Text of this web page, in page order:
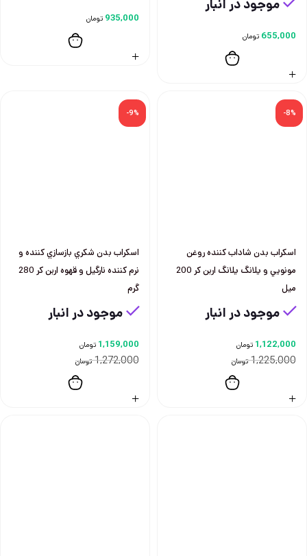
موجود در انبار
655,000 تومان
935,000 تومان
-8%
اسكراب بدن شاداب كننده روغن
مونويي و يلانگ يلانگ اربن كر 200
ميل
موجود در انبار
1,225,000 تومان
1,122,000 تومان
-9%
اسكراب بدن شكري بازسازي كننده و
نرم كننده نارگيل و قهوه اربن كر 280
گرم
موجود در انبار
1,272,000 تومان
1,159,000 تومان